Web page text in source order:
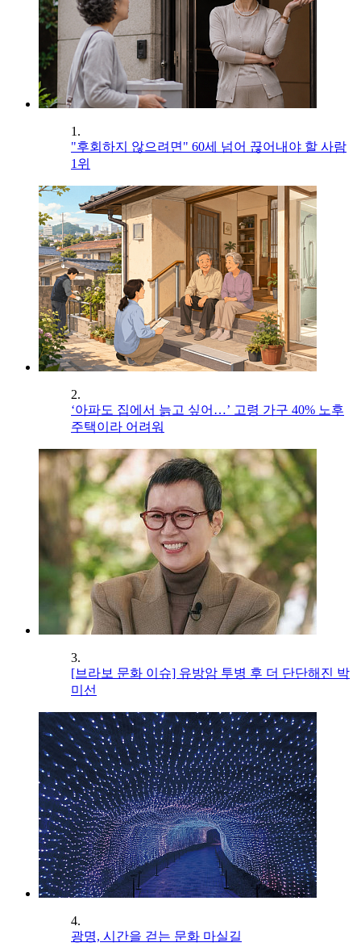
1.
"후회하지 않으려면" 60세 넘어 끊어내야 할 사람
1위
2.
‘아파도 집에서 늙고 싶어…’ 고령 가구 40% 노후
주택이라 어려워
3.
[브라보 문화 이슈] 유방암 투병 후 더 단단해진 박
미선
4.
광명, 시간을 걷는 문화 마실길